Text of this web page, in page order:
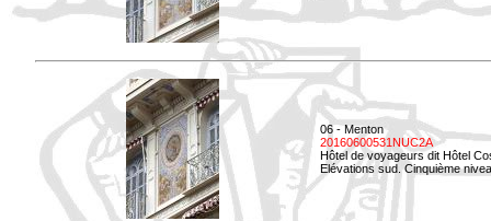
06 - Menton
20160600531NUC2A
Hôtel de voyageurs dit Hôtel
Elévations sud. Cinquième